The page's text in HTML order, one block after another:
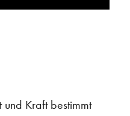
Kraft bestimmt